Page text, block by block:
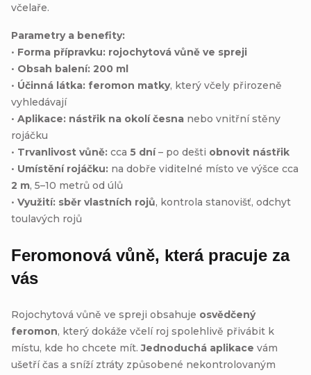
včelaře.
Parametry a benefity:
• Forma přípravku: rojochytová vůně ve spreji
• Obsah balení: 200 ml
• Účinná látka: feromon matky, který včely přirozeně
vyhledávají
• Aplikace: nástřik na okolí česna nebo vnitřní stěny
rojáčku
• Trvanlivost vůně: cca 5 dní– po dešti obnovit nástřik
• Umístění rojáčku: na dobře viditelné místo ve výšce cca
2 m, 5–10 metrů od úlů
• Využití: sběr vlastních rojů, kontrola stanovišť, odchyt
toulavých rojů
Feromonová vůně, která pracuje za
vás
Rojochytová vůně ve spreji obsahuje osvědčený
feromon, který dokáže včelí roj spolehlivě přivábit k
místu, kde ho chcete mít.Jednoduchá aplikace vám
ušetří čas a sníží ztráty způsobené nekontrolovaným